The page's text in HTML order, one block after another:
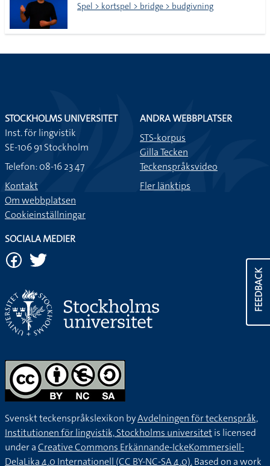
Spel > kortspel > bridge > budgivning
FEEDBACK
STOCKHOLMS UNIVERSITET
Inst. för lingvistik
SE-106 91 Stockholm
Telefon: 08-16 23 47
Kontakt
Om webbplatsen
Cookieinställningar
ANDRA WEBBPLATSER
STS-korpus
Gilla Tecken
Teckenspråksvideo
Fler länktips
SOCIALA MEDIER
Svenskt teckenspråkslexikon byAvdelningen för teckenspråk,
Institutionen för lingvistik, Stockholms universitetis licensed
under aCreative Commons Erkännande-IckeKommersiell-
DelaLika 4.0 Internationell (CC BY-NC-SA 4.0).Based on a work